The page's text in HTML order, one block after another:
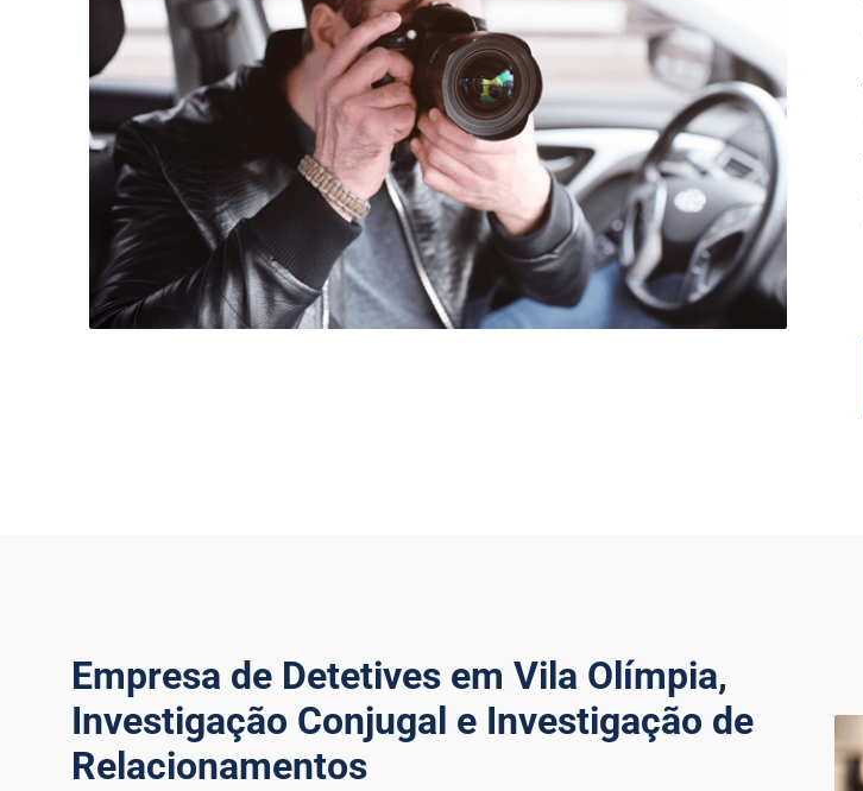
Empresa de Detetives em Vila Olímpia,
Investigação Conjugal e Investigação de
Relacionamentos